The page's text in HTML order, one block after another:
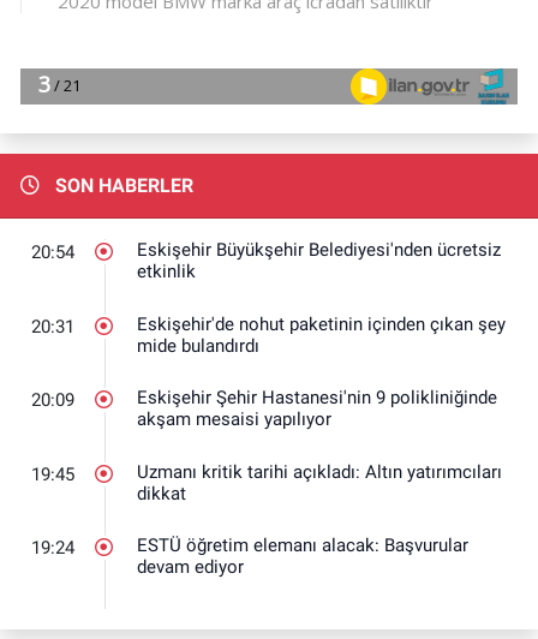
SON HABERLER
20:54
Eskişehir Büyükşehir Belediyesi'nden ücretsiz
etkinlik
20:31
Eskişehir'de nohut paketinin içinden çıkan şey
mide bulandırdı
20:09
Eskişehir Şehir Hastanesi'nin 9 polikliniğinde
akşam mesaisi yapılıyor
19:45
Uzmanı kritik tarihi açıkladı: Altın yatırımcıları
dikkat
19:24
ESTÜ öğretim elemanı alacak: Başvurular
devam ediyor